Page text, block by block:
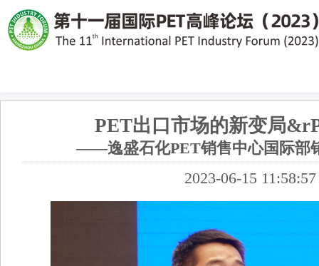
PET出口市场的新变局
——逸盛石化PET销售中心国际部
2023-06-15 11:58:57